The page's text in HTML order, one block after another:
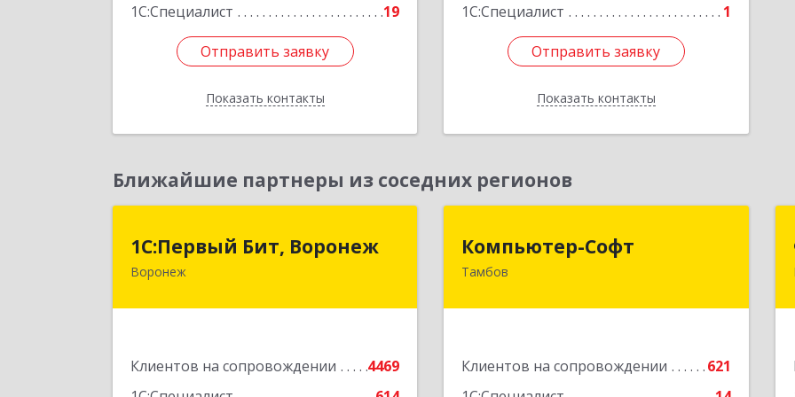
1С:Специалист
19
Отправить заявку
Показать контакты
Отправить заявку
Назад
1С:Специалист
1
Отправить заявку
Показать контакты
Отправить заявку
Назад
Ближайшие партнеры из соседних регионов
1С:Первый Бит, Воронеж
Воронеж
Клиентов на сопровождении
4469
1С:Первый Бит, Воронеж
394006, Воронежская обл, Воронеж г,
Подробнее
Компьютер-Софт
Тамбов
Клиентов на сопровождении
621
Компьютер-Софт
392000, Тамбовская обл, Тамбов г,